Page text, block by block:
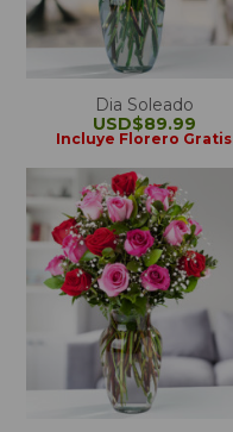
Dia Soleado
USD$89.99
Incluye Florero Gratis